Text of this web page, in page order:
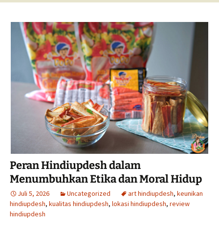
Peran Hindiupdesh dalam
Menumbuhkan Etika dan Moral Hidup
Juli 5, 2026 Uncategorized art hindiupdesh, keunikan
hindiupdesh, kualitas hindiupdesh, lokasi hindiupdesh, review
hindiupdesh